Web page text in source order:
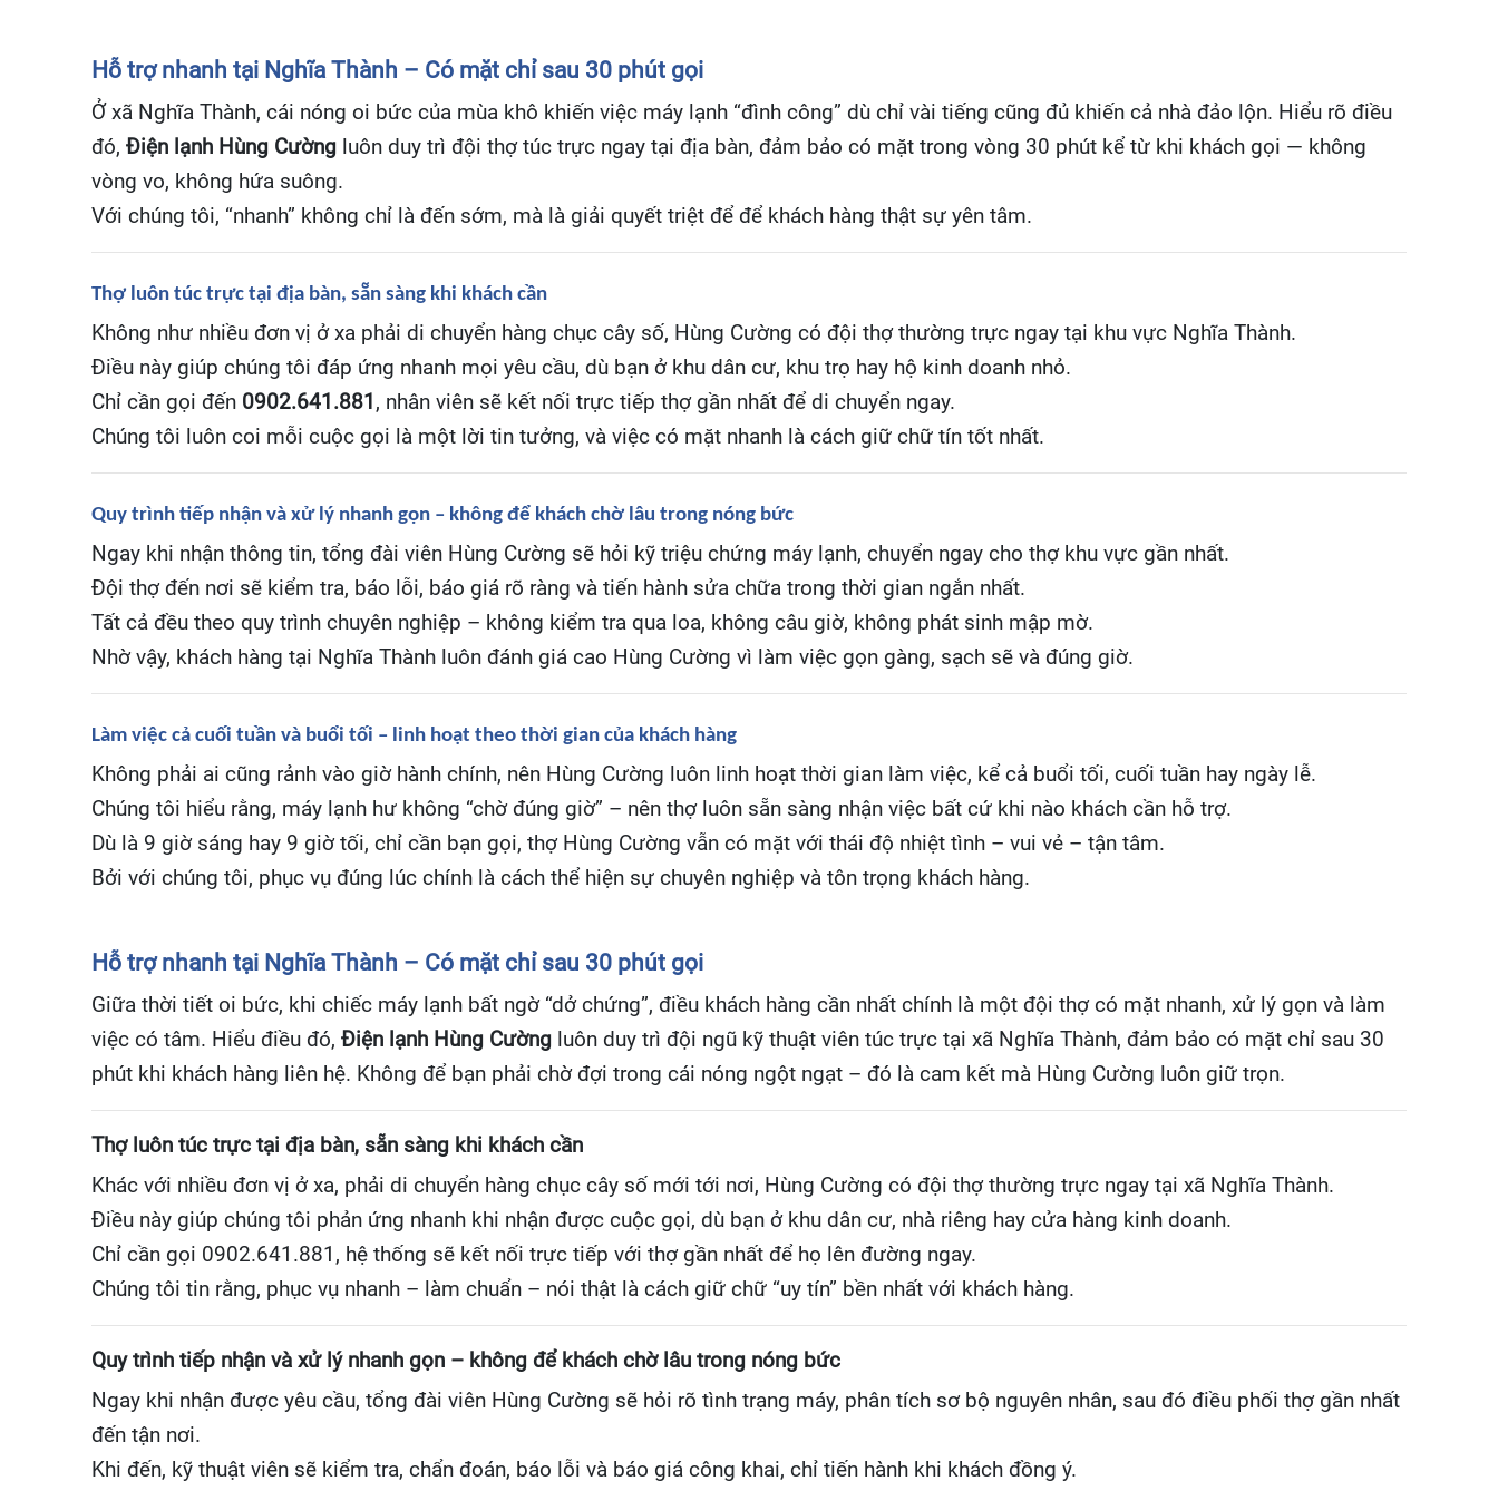
Hỗ trợ nhanh tại Nghĩa Thành – Có mặt chỉ sau 30 phút gọi
Ở xã Nghĩa Thành, cái nóng oi bức của mùa khô khiến việc máy lạnh “đình công” dù chỉ vài tiếng cũng đủ khiến cả nhà đảo lộn. Hiểu rõ điều
đó, Điện lạnh Hùng Cường luôn duy trì đội thợ túc trực ngay tại địa bàn, đảm bảo có mặt trong vòng 30 phút kể từ khi khách gọi — không
vòng vo, không hứa suông.
Với chúng tôi, “nhanh” không chỉ là đến sớm, mà là giải quyết triệt để để khách hàng thật sự yên tâm.
Thợ luôn túc trực tại địa bàn, sẵn sàng khi khách cần
Không như nhiều đơn vị ở xa phải di chuyển hàng chục cây số, Hùng Cường có đội thợ thường trực ngay tại khu vực Nghĩa Thành.
Điều này giúp chúng tôi đáp ứng nhanh mọi yêu cầu, dù bạn ở khu dân cư, khu trọ hay hộ kinh doanh nhỏ.
Chỉ cần gọi đến 0902.641.881 , nhân viên sẽ kết nối trực tiếp thợ gần nhất để di chuyển ngay.
Chúng tôi luôn coi mỗi cuộc gọi là một lời tin tưởng, và việc có mặt nhanh là cách giữ chữ tín tốt nhất.
Quy trình tiếp nhận và xử lý nhanh gọn – không để khách chờ lâu trong nóng bức
Ngay khi nhận thông tin, tổng đài viên Hùng Cường sẽ hỏi kỹ triệu chứng máy lạnh, chuyển ngay cho thợ khu vực gần nhất.
Đội thợ đến nơi sẽ kiểm tra, báo lỗi, báo giá rõ ràng và tiến hành sửa chữa trong thời gian ngắn nhất.
Tất cả đều theo quy trình chuyên nghiệp – không kiểm tra qua loa, không câu giờ, không phát sinh mập mờ.
Nhờ vậy, khách hàng tại Nghĩa Thành luôn đánh giá cao Hùng Cường vì làm việc gọn gàng, sạch sẽ và đúng giờ.
Làm việc cả cuối tuần và buổi tối – linh hoạt theo thời gian của khách hàng
Không phải ai cũng rảnh vào giờ hành chính, nên Hùng Cường luôn linh hoạt thời gian làm việc, kể cả buổi tối, cuối tuần hay ngày lễ.
Chúng tôi hiểu rằng, máy lạnh hư không “chờ đúng giờ” – nên thợ luôn sẵn sàng nhận việc bất cứ khi nào khách cần hỗ trợ.
Dù là 9 giờ sáng hay 9 giờ tối, chỉ cần bạn gọi, thợ Hùng Cường vẫn có mặt với thái độ nhiệt tình – vui vẻ – tận tâm.
Bởi với chúng tôi, phục vụ đúng lúc chính là cách thể hiện sự chuyên nghiệp và tôn trọng khách hàng.
Hỗ trợ nhanh tại Nghĩa Thành – Có mặt chỉ sau 30 phút gọi
Giữa thời tiết oi bức, khi chiếc máy lạnh bất ngờ “dở chứng”, điều khách hàng cần nhất chính là một đội thợ có mặt nhanh, xử lý gọn và làm
việc có tâm. Hiểu điều đó, Điện lạnh Hùng Cường luôn duy trì đội ngũ kỹ thuật viên túc trực tại xã Nghĩa Thành, đảm bảo có mặt chỉ sau 30
phút khi khách hàng liên hệ. Không để bạn phải chờ đợi trong cái nóng ngột ngạt – đó là cam kết mà Hùng Cường luôn giữ trọn.
Thợ luôn túc trực tại địa bàn, sẵn sàng khi khách cần
Khác với nhiều đơn vị ở xa, phải di chuyển hàng chục cây số mới tới nơi, Hùng Cường có đội thợ thường trực ngay tại xã Nghĩa Thành.
Điều này giúp chúng tôi phản ứng nhanh khi nhận được cuộc gọi, dù bạn ở khu dân cư, nhà riêng hay cửa hàng kinh doanh.
Chỉ cần gọi 0902.641.881, hệ thống sẽ kết nối trực tiếp với thợ gần nhất để họ lên đường ngay.
Chúng tôi tin rằng, phục vụ nhanh – làm chuẩn – nói thật là cách giữ chữ “uy tín” bền nhất với khách hàng.
Quy trình tiếp nhận và xử lý nhanh gọn – không để khách chờ lâu trong nóng bức
Ngay khi nhận được yêu cầu, tổng đài viên Hùng Cường sẽ hỏi rõ tình trạng máy, phân tích sơ bộ nguyên nhân, sau đó điều phối thợ gần nhất
đến tận nơi.
Khi đến, kỹ thuật viên sẽ kiểm tra, chẩn đoán, báo lỗi và báo giá công khai, chỉ tiến hành khi khách đồng ý.